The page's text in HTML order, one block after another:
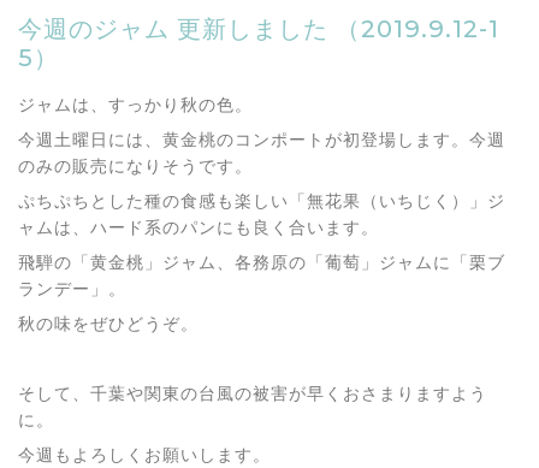
今週のジャム 更新しました （2019.9.12-1
5）
ジャムは、すっかり秋の色。
今週土曜日には、黄金桃のコンポートが初登場します。今週
のみの販売になりそうです。
ぷちぷちとした種の食感も楽しい「無花果（いちじく）」ジ
ャムは、ハード系のパンにも良く合います。
飛騨の「黄金桃」ジャム、各務原の「葡萄」ジャムに「栗ブ
ランデー」。
秋の味をぜひどうぞ。
そして、千葉や関東の台風の被害が早くおさまりますよう
に。
今週もよろしくお願いします。